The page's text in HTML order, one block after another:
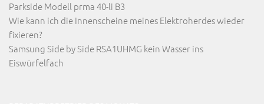
Parkside Modell prma 40-li B3
Wie kann ich die Innenscheine meines Elektroherdes wieder
fixieren?
Samsung Side by Side RSA1UHMG kein Wasser ins
Eiswürfelfach